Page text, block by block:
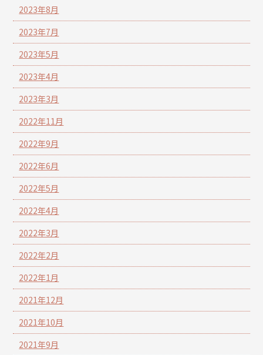
2023年8月
2023年7月
2023年5月
2023年4月
2023年3月
2022年11月
2022年9月
2022年6月
2022年5月
2022年4月
2022年3月
2022年2月
2022年1月
2021年12月
2021年10月
2021年9月